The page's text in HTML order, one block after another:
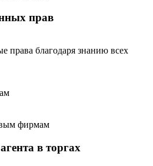
прав
права благодаря знанию всех
фирмам
в торгах